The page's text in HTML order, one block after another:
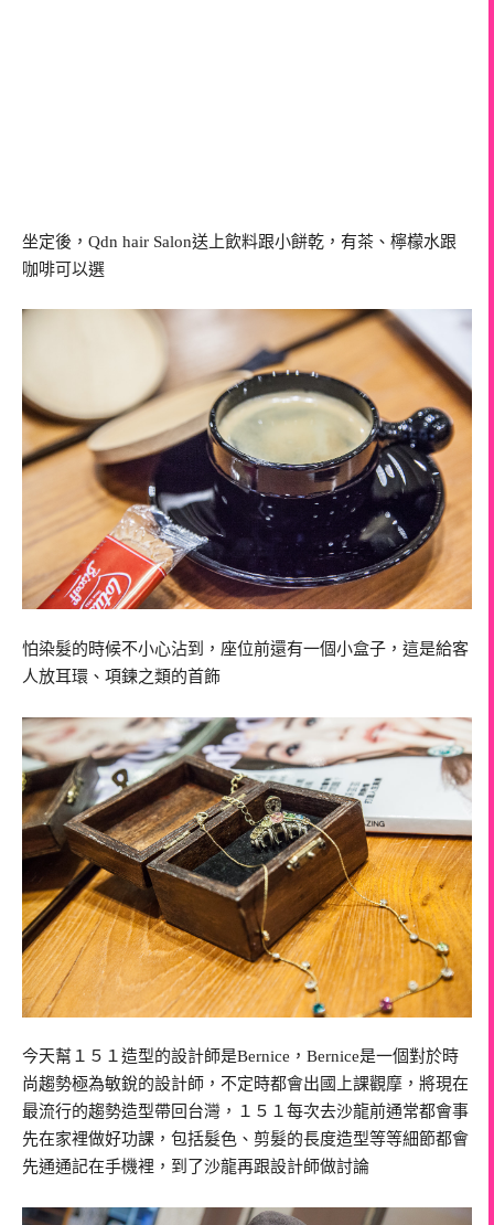
坐定後，Qdn hair Salon送上飲料跟小餅乾，有茶、檸檬水跟
咖啡可以選
怕染髮的時候不小心沾到，座位前還有一個小盒子，這是給客
人放耳環、項鍊之類的首飾
今天幫１５１造型的設計師是Bernice，Bernice是一個對於時
尚趨勢極為敏銳的設計師，不定時都會出國上課觀摩，將現在
最流行的趨勢造型帶回台灣，１５１每次去沙龍前通常都會事
先在家裡做好功課，包括髮色、剪髮的長度造型等等細節都會
先通通記在手機裡，到了沙龍再跟設計師做討論